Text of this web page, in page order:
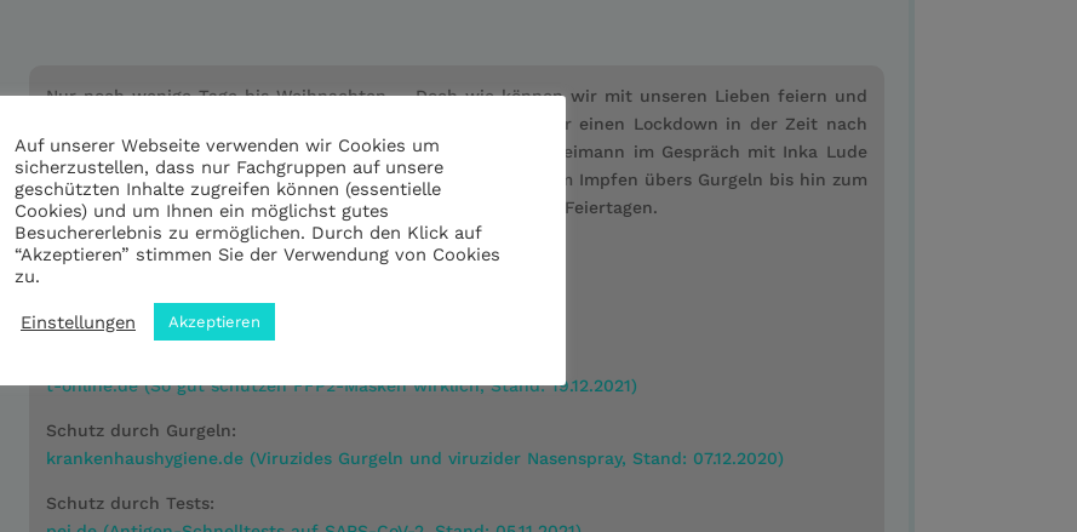
Nur noch wenige Tage bis Weihnachten ... Doch wie können wir mit unseren Lieben feiern und
uns zugleich vor Corona schützen? Während die Politik über einen Lockdown in der Zeit nach
den Feiertagen diskutiert, schaut Hausarzt Dr. med. Dierk Heimann im Gespräch mit Inka Lude
auf das, was das Fest für uns alle sicherer machen kann. Vom Impfen übers Gurgeln bis hin zum
Testen: Der Podcast mit den sechs wichtigsten Tipps zu den Feiertagen.
Weiterführende Links
wdr.de (Wer ist infektiöser?, Stand: 07.12.2021)
t-online.de (So gut schützen FFP2-Masken wirklich, Stand: 19.12.2021)
Schutz durch Gurgeln:
krankenhaushygiene.de (Viruzides Gurgeln und viruzider Nasenspray, Stand: 07.12.2020)
Schutz durch Tests:
Auf unserer Webseite verwenden wir Cookies um
sicherzustellen, dass nur Fachgruppen auf unsere
geschützten Inhalte zugreifen können (essentielle
Cookies) und um Ihnen ein möglichst gutes
Besuchererlebnis zu ermöglichen. Durch den Klick auf
“Akzeptieren” stimmen Sie der Verwendung von Cookies
zu.
Einstellungen Akzeptieren